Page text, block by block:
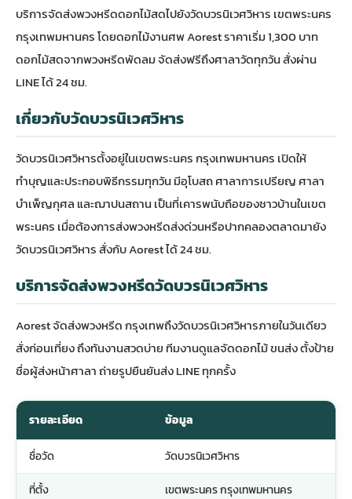
บริการจัดส่งพวงหรีดดอกไม้สดไปยังวัดบวรนิเวศวิหาร เขตพระนคร
กรุงเทพมหานคร โดยดอกไม้งานศพAorest ราคาเริ่ม 1,300 บาท
ดอกไม้สดจากพวงหรีดพัดลมจัดส่งฟรีถึงศาลาวัดทุกวัน สั่งผ่าน
LINE ได้ 24 ชม.
เกี่ยวกับวัดบวรนิเวศวิหาร
วัดบวรนิเวศวิหารตั้งอยู่ในเขตพระนคร กรุงเทพมหานคร เปิดให้
ทำบุญและประกอบพิธีกรรมทุกวัน มีอุโบสถ ศาลาการเปรียญ ศาลา
บำเพ็ญกุศล และฌาปนสถาน เป็นที่เคารพนับถือของชาวบ้านในเขต
พระนคร เมื่อต้องการส่งพวงหรีดส่งด่วนหรือปากคลองตลาดมายัง
วัดบวรนิเวศวิหาร สั่งกับ Aorest ได้ 24 ชม.
บริการจัดส่งพวงหรีดวัดบวรนิเวศวิหาร
Aorest จัดส่งพวงหรีด กรุงเทพถึงวัดบวรนิเวศวิหารภายในวันเดียว
สั่งก่อนเที่ยง ถึงทันงานสวดบ่าย ทีมงานดูแลจัดดอกไม้ ขนส่ง ตั้งป้าย
ชื่อผู้ส่งหน้าศาลา ถ่ายรูปยืนยันส่ง LINE ทุกครั้ง
รายละเอียด ข้อมูล
ชื่อวัด วัดบวรนิเวศวิหาร
ที่ตั้ง เขตพระนคร กรุงเทพมหานคร